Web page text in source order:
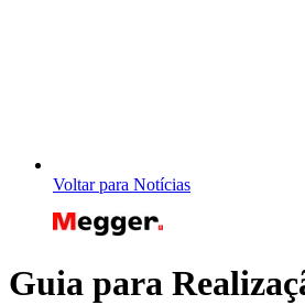
Voltar para Notícias
Guia para